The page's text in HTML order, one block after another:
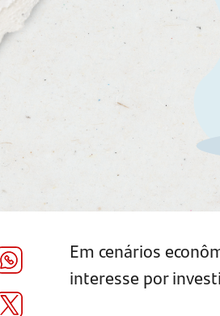
Em cenários
interesse por